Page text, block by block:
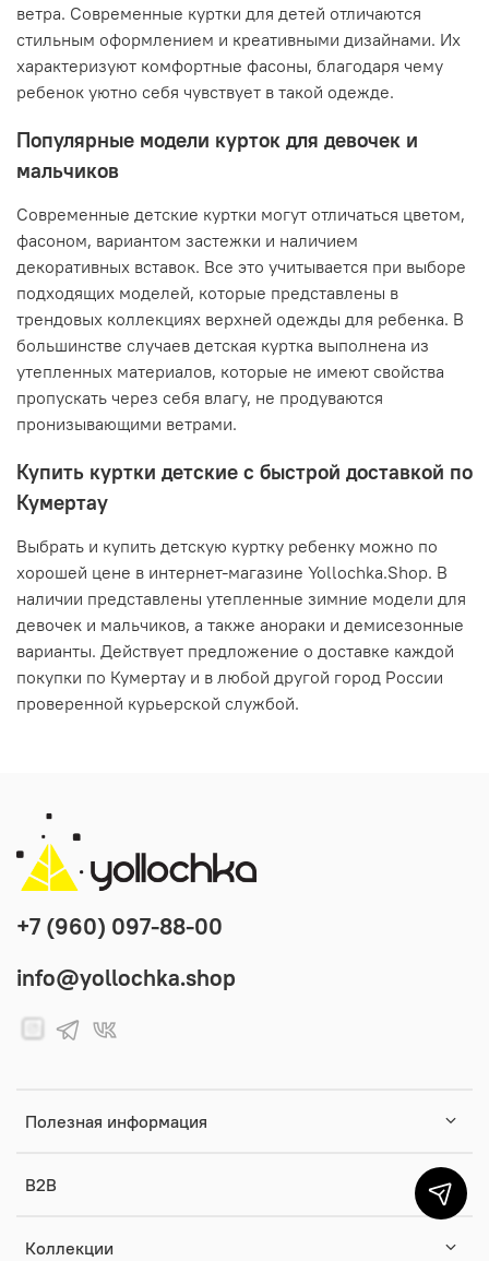
ветра. Современные куртки для детей отличаются
стильным оформлением и креативными дизайнами. Их
характеризуют комфортные фасоны, благодаря чему
ребенок уютно себя чувствует в такой одежде.
Популярные модели курток для девочек и
мальчиков
Современные детские куртки могут отличаться цветом,
фасоном, вариантом застежки и наличием
декоративных вставок. Все это учитывается при выборе
подходящих моделей, которые представлены в
трендовых коллекциях верхней одежды для ребенка. В
большинстве случаев детская куртка выполнена из
утепленных материалов, которые не имеют свойства
пропускать через себя влагу, не продуваются
пронизывающими ветрами.
Купить куртки детские с быстрой доставкой по
Кумертау
Выбрать и купить детскую куртку ребенку можно по
хорошей цене в интернет-магазине Yollochka.Shop. В
наличии представлены утепленные зимние модели для
девочек и мальчиков, а также анораки и демисезонные
варианты. Действует предложение о доставке каждой
покупки по Кумертау и в любой другой город России
проверенной курьерской службой.
Полезная информация
B2B
Коллекции
+7 (960) 097-88-00
info@yollochka.shop